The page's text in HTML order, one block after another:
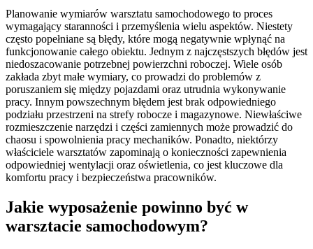
Planowanie wymiarów warsztatu samochodowego to proces
wymagający staranności i przemyślenia wielu aspektów. Niestety
często popełniane są błędy, które mogą negatywnie wpłynąć na
funkcjonowanie całego obiektu. Jednym z najczęstszych błędów jest
niedoszacowanie potrzebnej powierzchni roboczej. Wiele osób
zakłada zbyt małe wymiary, co prowadzi do problemów z
poruszaniem się między pojazdami oraz utrudnia wykonywanie
pracy. Innym powszechnym błędem jest brak odpowiedniego
podziału przestrzeni na strefy robocze i magazynowe. Niewłaściwe
rozmieszczenie narzędzi i części zamiennych może prowadzić do
chaosu i spowolnienia pracy mechaników. Ponadto, niektórzy
właściciele warsztatów zapominają o konieczności zapewnienia
odpowiedniej wentylacji oraz oświetlenia, co jest kluczowe dla
komfortu pracy i bezpieczeństwa pracowników.
Jakie wyposażenie powinno być w
warsztacie samochodowym?